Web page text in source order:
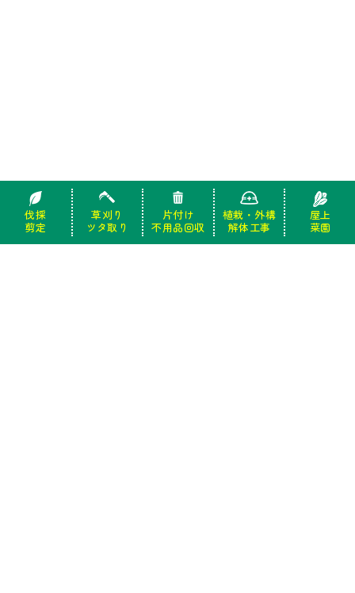
伐採
剪定
草刈り
ツタ取り
片付け
不用品回収
植栽・外構
解体工事
屋上
菜園
伐採
剪定
草刈り
ツタ取り
片付け
不用品回収
植栽・外構
解体工事
屋上
菜園